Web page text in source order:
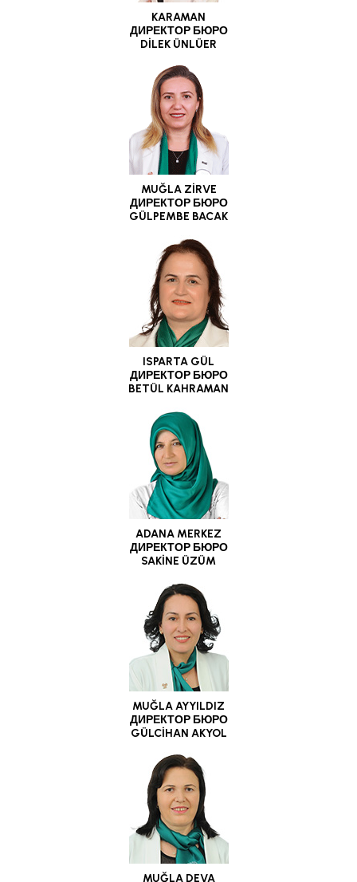
KARAMAN
ДИРЕКТОР БЮРО
DİLEK ÜNLÜER
MUĞLA ZİRVE
ДИРЕКТОР БЮРО
GÜLPEMBE BACAK
ISPARTA GÜL
ДИРЕКТОР БЮРО
BETÜL KAHRAMAN
ADANA MERKEZ
ДИРЕКТОР БЮРО
SAKİNE ÜZÜM
MUĞLA AYYILDIZ
ДИРЕКТОР БЮРО
GÜLCİHAN AKYOL
MUĞLA DEVA